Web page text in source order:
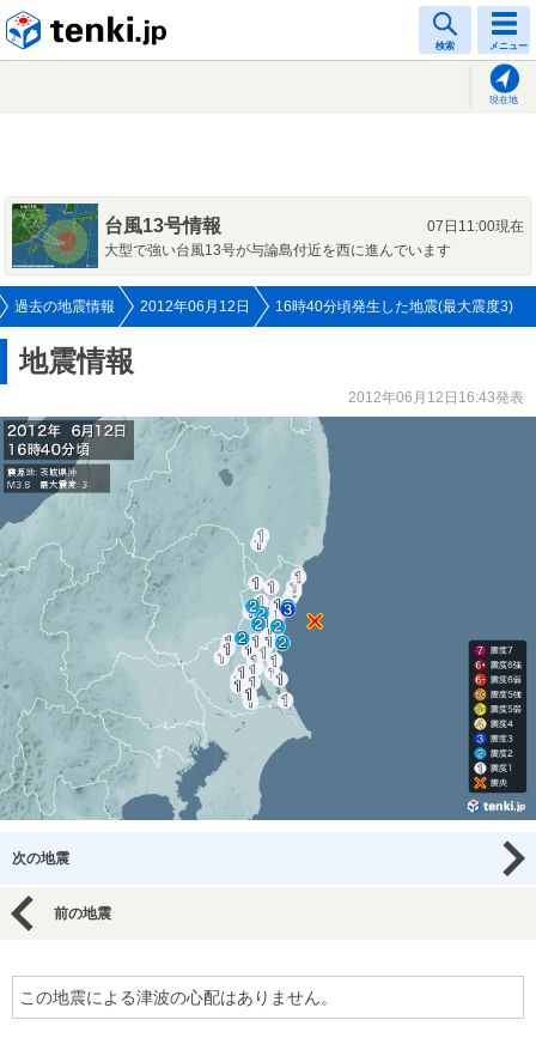
検索 メニュー
現在地
台風13号情報
07日11:00現在
大型で強い台風13号が与論島付近を西に進んでいます
過去の地震情報 2012年06月12日 16時40分頃発生した地震(最大震度3)
地震情報
2012年06月12日16:43発表
次の地震
前の地震
この地震による津波の心配はありません。